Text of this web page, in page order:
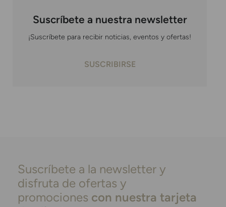
Suscríbete a nuestra newsletter
¡Suscríbete para recibir noticias, eventos y ofertas!
SUSCRIBIRSE
Suscríbete a la newsletter y
disfruta de ofertas y
promociones con nuestra tarjeta